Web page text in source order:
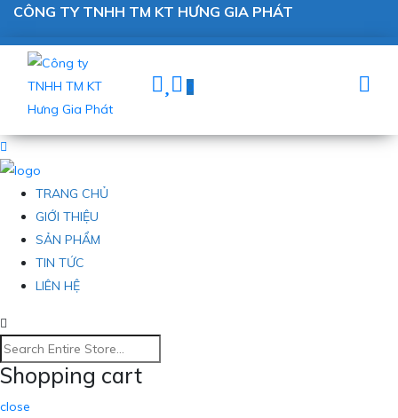
CÔNG TY TNHH TM KT HƯNG GIA PHÁT
0
TRANG CHỦ
GIỚI THIỆU
SẢN PHẨM
TIN TỨC
LIÊN HỆ
Shopping cart
close